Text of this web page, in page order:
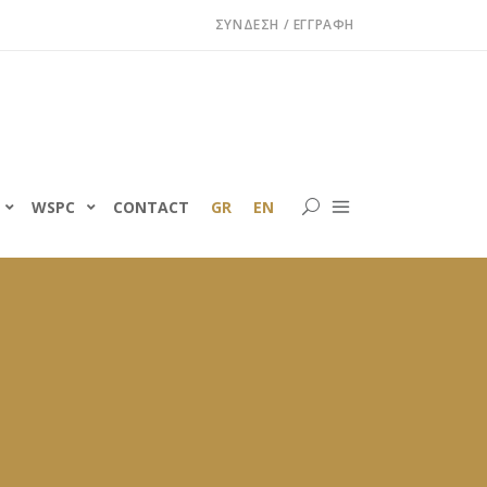
ΣΎΝΔΕΣΗ / ΕΓΓΡΑΦΉ
WSPC CONTACT GR EN